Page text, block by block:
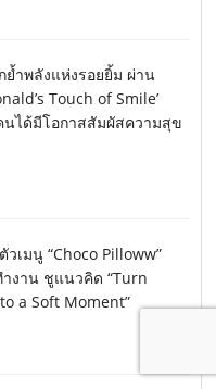
ำพลังแห่งรอยยิ้ม ผ่าน
Touch of Smile’
ได้มีโอกาสสัมผัสความสุข
วเมนู “Choco Pilloww”
งาน ชูแนวคิด “Turn
a Soft Moment”